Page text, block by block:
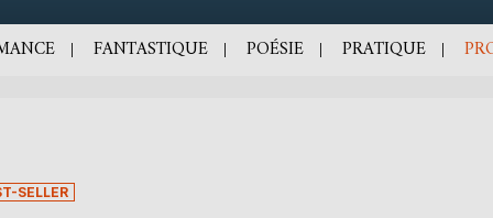
FANTASTIQUE POÉSIE PRATIQUE
SELLER